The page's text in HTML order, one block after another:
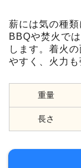
薪には気の種類
BBQや焚火で
します。着火
やすく、火力も
重量
長さ